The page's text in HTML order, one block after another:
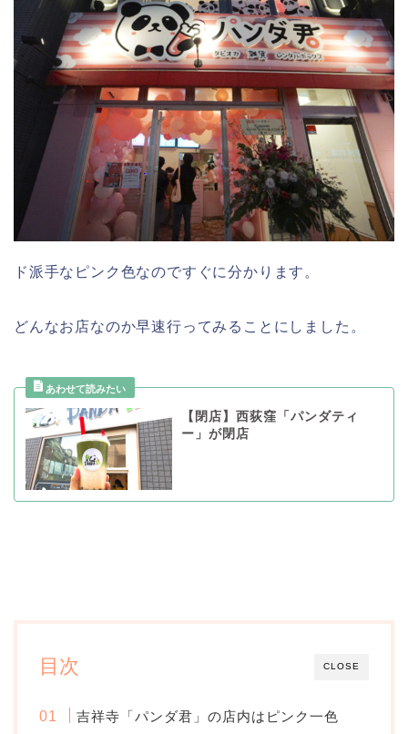
ド派手なピンク色なのですぐに分かります。
どんなお店なのか早速行ってみることにしました。
【閉店】西荻窪「パンダティ
ー」が閉店
CLOSE
目次
吉祥寺「パンダ君」の店内はピンク一色